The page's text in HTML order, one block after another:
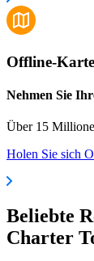
Offline-
Nehmen Sie
Über 15
Holen Sie sich
Beliebte
Charter